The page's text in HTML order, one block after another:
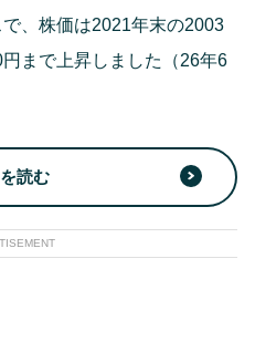
、株価は2021年末の2003
まで上昇しました（26年6
読む